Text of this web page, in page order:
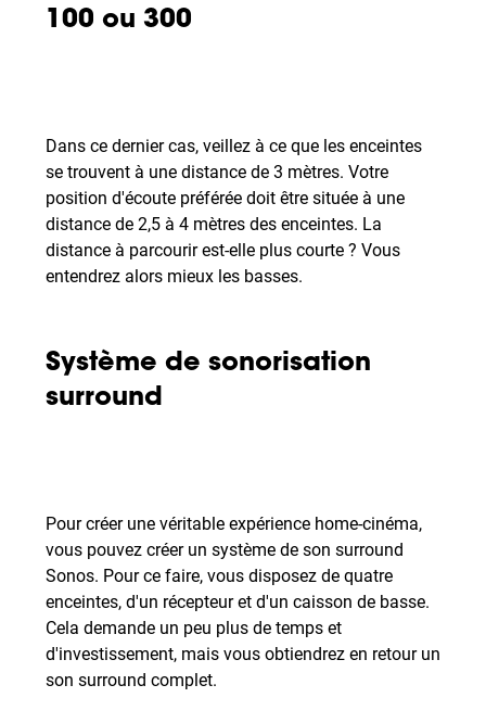
100 ou 300
Dans ce dernier cas, veillez à ce que les enceintes
se trouvent à une distance de 3 mètres. Votre
position d'écoute préférée doit être située à une
distance de 2,5 à 4 mètres des enceintes. La
distance à parcourir est-elle plus courte ? Vous
entendrez alors mieux les basses.
Système de sonorisation
surround
Pour créer une véritable expérience home-cinéma,
vous pouvez créer un système de son surround
Sonos. Pour ce faire, vous disposez de quatre
enceintes, d'un récepteur et d'un caisson de basse.
Cela demande un peu plus de temps et
d'investissement, mais vous obtiendrez en retour un
son surround complet.